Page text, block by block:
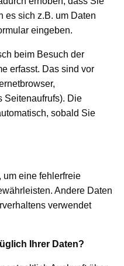
es sich z.B. um Daten
eingeben.
beim Besuch der
erfasst. Das sind vor
Seitenaufrufs). Die
sobald Sie
um eine fehlerfreie
Andere Daten
verwendet
Ihrer Daten?